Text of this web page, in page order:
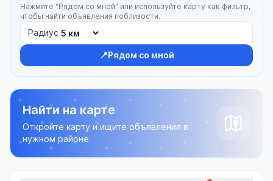
Нажмите “Рядом со мной” или используйте карту как фильтр,
чтобы найти объявления поблизости.
Радиус
📍Рядом со мной
Найти на карте
Откройте карту и ищите объявления в
нужном районе